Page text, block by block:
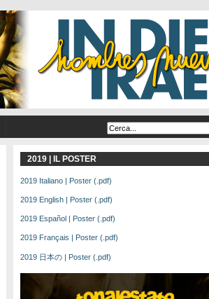
2019 | IL POSTER
2019 Italiano | Poster (.pdf)
2019 English | Poster (.pdf)
2019 Español | Poster (.pdf)
2019 Français | Poster (.pdf)
2019 日本の | Poster (.pdf)